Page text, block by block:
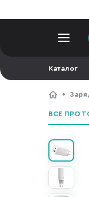
Каталог
ВСЕ ПРО